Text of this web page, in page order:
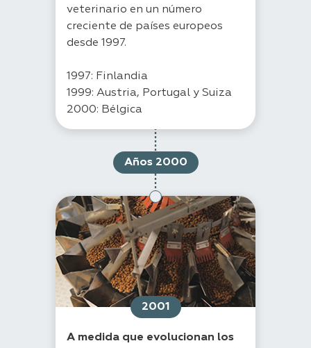
veterinario en un número
creciente de países europeos
desde 1997.
1997: Finlandia
1999: Austria, Portugal y Suiza
2000: Bélgica
Años 2000
2001
A medida que evolucionan los